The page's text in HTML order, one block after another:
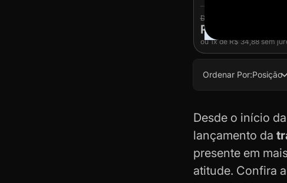
R$ 33,14
ou1x de R$ 34,88sem
Ordenar Por:Posição
Desde o início
lançamento da
presente em
atitude. Confira